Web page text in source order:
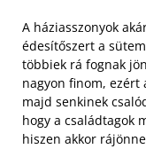
A háziasszonyok
édesítőszert a
többiek rá fognak
nagyon finom, ezért
majd senkinek
hogy a családtagok
hiszen akkor